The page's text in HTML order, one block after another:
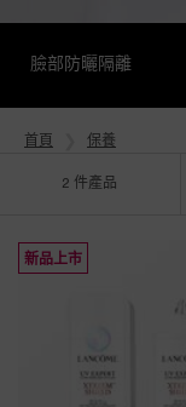
臉部防曬隔離
首頁 保養
2 件產品
新品上市